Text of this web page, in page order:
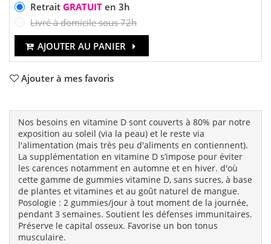
Retrait GRATUITen 3h
Livré à domicile sous 72h
AJOUTER AU PANIER
Ajouter à mes favoris
Nos besoins en vitamine D sont couverts à 80% par notre
exposition au soleil (via la peau) et le reste via
l'alimentation (mais très peu d'aliments en contiennent).
La supplémentation en vitamine D s’impose pour éviter
les carences notamment en automne et en hiver. d'où
cette gamme de gummies vitamine D, sans sucres, à base
de plantes et vitamines et au goût naturel de mangue.
Posologie : 2 gummies/jour à tout moment de la journée,
pendant 3 semaines. Soutient les défenses immunitaires.
Préserve le capital osseux. Favorise un bon tonus
musculaire.